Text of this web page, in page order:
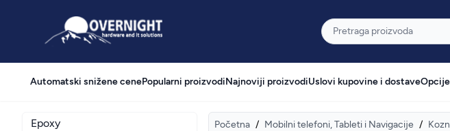
Overnight Pretraga
Automatski snižene cenePopularni proizvodiNajnoviji proizvodiUslovi kupovine i dostave
Epoxy
Početna / Mobilni telefoni, Tableti i Navigacije /